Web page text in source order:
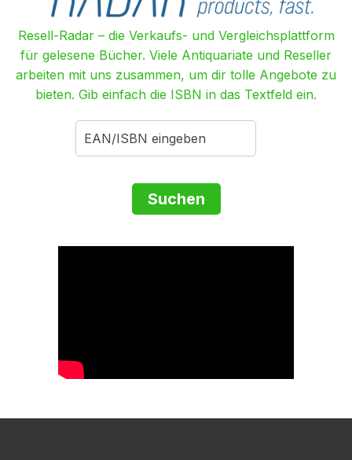
Resell-Radar – die Verkaufs- und Vergleichsplattform
für gelesene Bücher. Viele Antiquariate und Reseller
arbeiten mit uns zusammen, um dir tolle Angebote zu
bieten. Gib einfach die ISBN in das Textfeld ein.